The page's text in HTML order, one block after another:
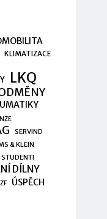
KLIMATIZACE
LKQ
SERVIND
& KLEIN
STUDENTI
DÍLNY
ZF ÚSPĚCH